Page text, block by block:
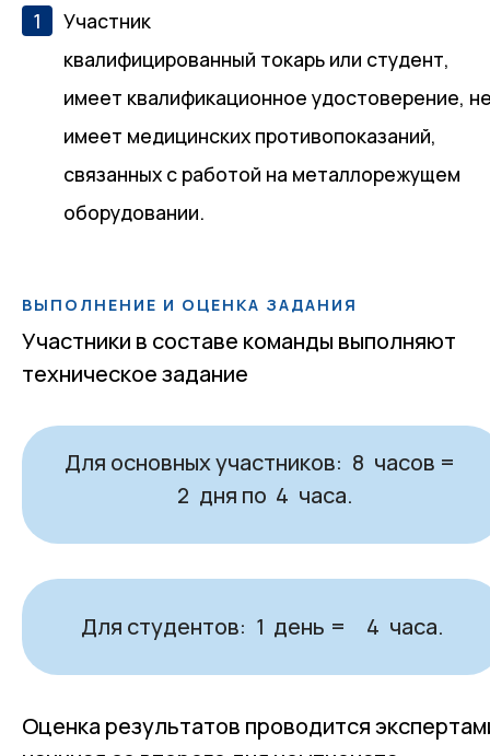
Участник
квалифицированный токарь или студент,
имеет квалификационное удостоверение,
имеет медицинских противопоказаний,
связанных с работой на металлорежущем
оборудовании.
ВЫПОЛНЕНИЕ И ОЦЕНКА ЗАДАНИЯ
Участники в составе команды выполняют
техническое задание
Для основных участников: 8 часов =
2 дня по 4 часа.
Для студентов: 1 день = 4 часа.
Оценка результатов проводится